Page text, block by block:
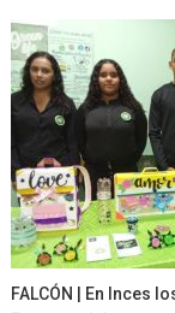
FALCÓN | En Inces